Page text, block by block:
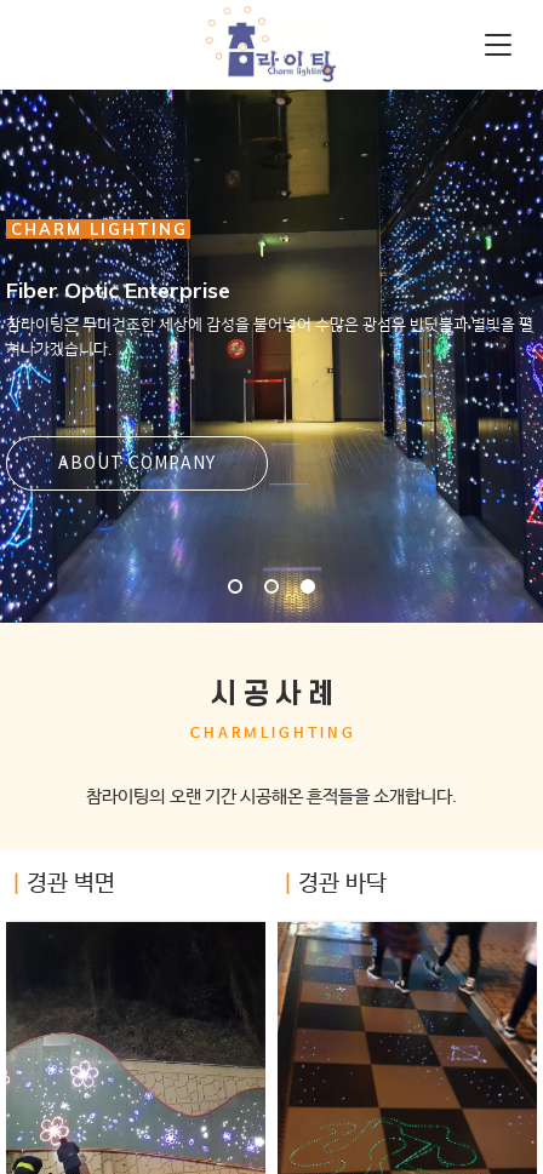
CHARM LIGHTING
Fiber Optic Enterprise
참라이팅은 무미건조한 세상에 감성을 불어넣어 수많은 광섬유 반딧불과 별빛을 펼
쳐나가겠습니다.
ABOUT COMPANY
시공사례
CHARMLIGHTING
참라이팅의 오랜 기간 시공해온 흔적들을 소개합니다.
ㅣ 경관 벽면 ㅣ 경관 바닥